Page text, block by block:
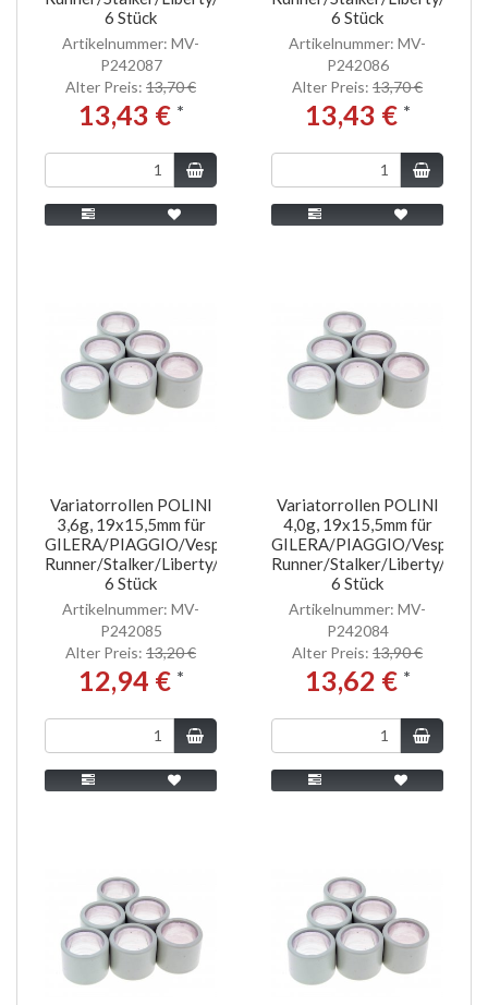
6 Stück
Artikelnummer: MV-
P242087
Alter Preis: 13,70 €
13,43 € *
6 Stück
Artikelnummer: MV-
P242086
Alter Preis: 13,70 €
13,43 € *
Variatorrollen POLINI
3,6g, 19x15,5mm für
GILERA/PIAGGIO/Vespa
Runner/Stalker/Liberty/NRG/MC2/ET2
6 Stück
Artikelnummer: MV-
P242085
Alter Preis: 13,20 €
12,94 € *
Variatorrollen POLINI
4,0g, 19x15,5mm für
GILERA/PIAGGIO/Vespa
Runner/Stalker/Liberty/
6 Stück
Artikelnummer: MV-
P242084
Alter Preis: 13,90 €
13,62 € *